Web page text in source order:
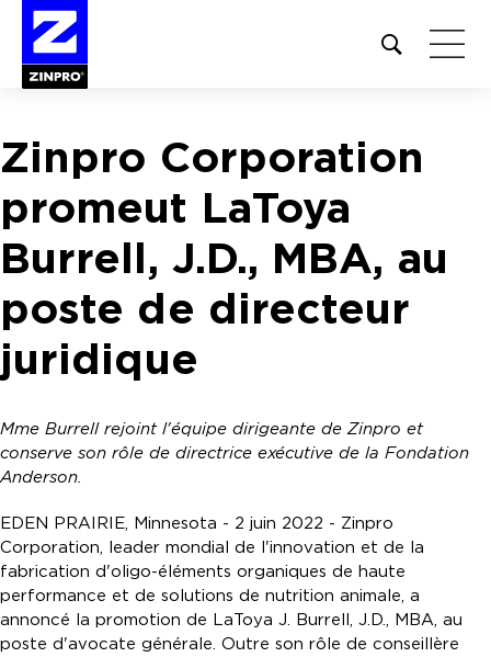
Open
site
Rechercher :
Zinpro Corporation
promeut LaToya
Burrell, J.D., MBA, au
poste de directeur
juridique
Mme Burrell rejoint l'équipe dirigeante de Zinpro et
conserve son rôle de directrice exécutive de la Fondation
Anderson.
EDEN PRAIRIE, Minnesota - 2 juin 2022 - Zinpro
Corporation, leader mondial de l'innovation et de la
fabrication d'oligo-éléments organiques de haute
performance et de solutions de nutrition animale, a
annoncé la promotion de LaToya J. Burrell, J.D., MBA, au
poste d'avocate générale. Outre son rôle de conseillère